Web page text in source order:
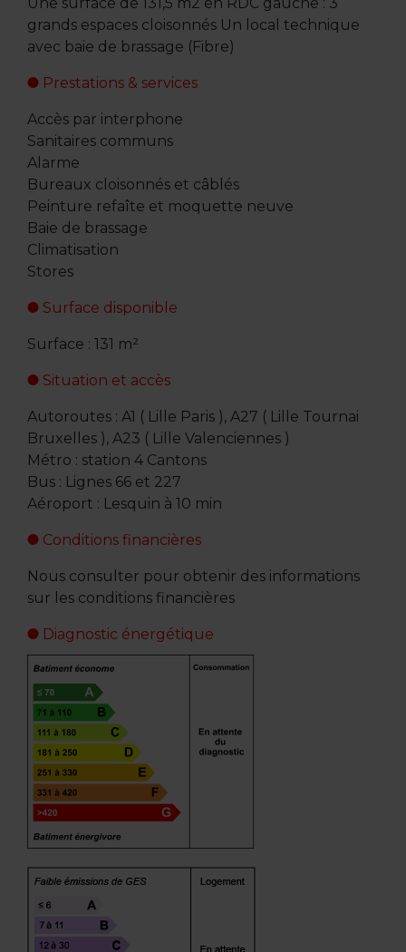
grands espaces cloisonnés Un local technique
avec baie de brassage (Fibre)
Prestations & services
Accès par interphone
Sanitaires communs
Alarme
Bureaux cloisonnés et câblés
Peinture refaîte et moquette neuve
Baie de brassage
Climatisation
Stores
Surface disponible
Surface : 131 m²
Situation et accès
Autoroutes : A1 ( Lille Paris ), A27 ( Lille Tournai
Bruxelles ), A23 ( Lille Valenciennes )
Métro : station 4 Cantons
Bus : Lignes 66 et 227
Aéroport : Lesquin à 10 min
Conditions financières
Nous consulter pour obtenir des informations
sur les conditions financières
Diagnostic énergétique